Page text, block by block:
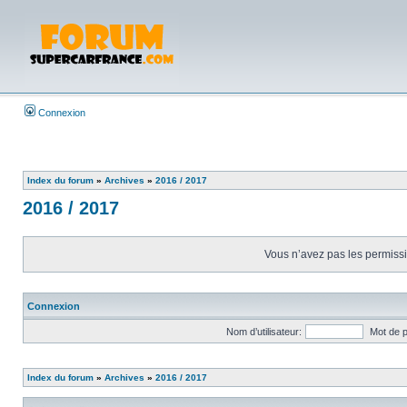
Connexion
Index du forum » Archives » 2016 / 2017
2016 / 2017
Vous n’avez pas les
Connexion
Nom d’utilisateur: Mot de
Index du forum » Archives » 2016 / 2017